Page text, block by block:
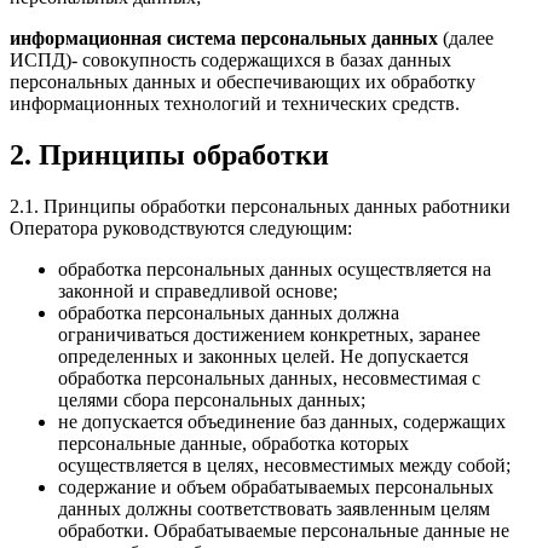
информационная система персональных данных (далее
ИСПД)- совокупность содержащихся в базах данных
персональных данных и обеспечивающих их обработку
информационных технологий и технических средств.
2. Принципы обработки
2.1. Принципы обработки персональных данных работники
Оператора руководствуются следующим:
обработка персональных данных осуществляется на
законной и справедливой основе;
обработка персональных данных должна
ограничиваться достижением конкретных, заранее
определенных и законных целей. Не допускается
обработка персональных данных, несовместимая с
целями сбора персональных данных;
не допускается объединение баз данных, содержащих
персональные данные, обработка которых
осуществляется в целях, несовместимых между собой;
содержание и объем обрабатываемых персональных
данных должны соответствовать заявленным целям
обработки. Обрабатываемые персональные данные не